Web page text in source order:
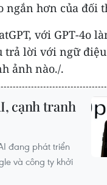
hơn của đối
với GPT-4o
trả lời với ngữ
ảnh nào./.
cạnh tranh
đang phát triển
và công ty khởi